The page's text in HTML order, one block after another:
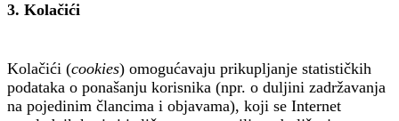
3. Kolačići
Kolačići (cookies) omogućavaju prikupljanje statističkih
podataka o ponašanju korisnika (npr. o duljini zadržavanja
na pojedinim člancima i objavama), koji se Internet